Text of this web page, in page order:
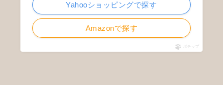
Amazonで探す
Yahooショッピングで探す
ポチップ